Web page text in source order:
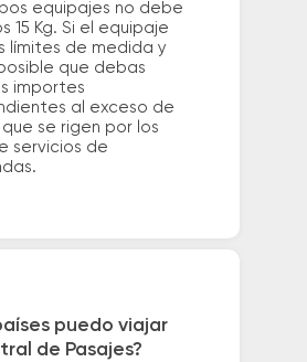
equipajes no debe
15 Kg. Si el equipaje
límites de medida y
que debas
importes
al exceso de
se rigen por los
servicios de
puedo viajar
de Pasajes?